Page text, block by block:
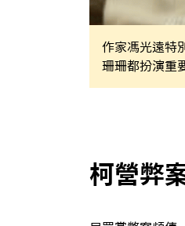
作家馮光遠特
珊珊都扮演重
柯營弊